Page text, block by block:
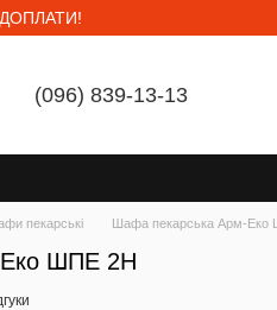
(096) 839-13-13
пекарські Шафа пекарська Арм-Еко
ШПЕ 2Н